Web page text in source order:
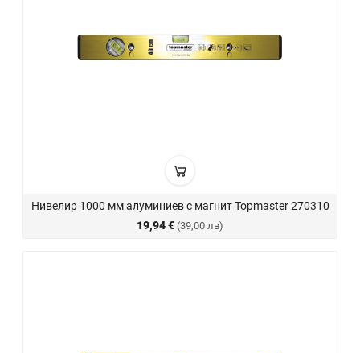
Нивелир 1000 мм алуминиев с магнит Topmaster 270310
19,94 € (39,00 лв)